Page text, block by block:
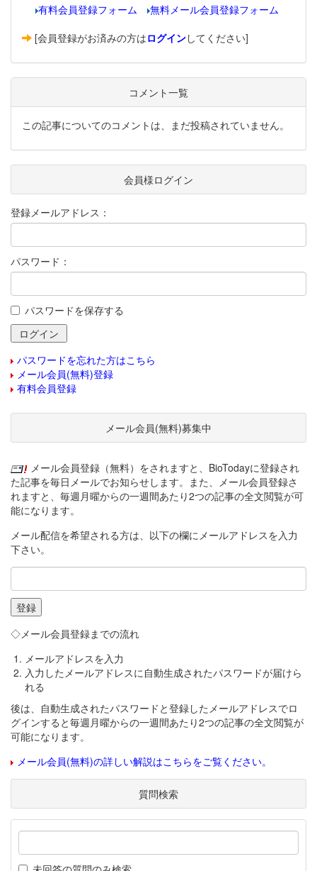
有料会員登録フォーム
無料メール会員登録フォーム
[会員登録がお済みの方はログインしてください]
コメント一覧
この記事についてのコメントは、まだ投稿されていません。
会員様ログイン
登録メールアドレス：
パスワード：
パスワードを保存する
パスワードを忘れた方はこちら
メール会員(無料)登録
有料会員登録
メール会員(無料)募集中
メール会員登録（無料）をされますと、BioTodayに登録され
た記事を毎日メールでお知らせします。また、メール会員登録さ
れますと、毎週月曜からの一週間あたり2つの記事の全文閲覧が可
能になります。
メール配信を希望される方は、以下の欄にメールアドレスを入力
下さい。
◇メール会員登録までの流れ
メールアドレスを入力
入力したメールアドレスに自動生成されたパスワードが届けら
れる
後は、自動生成されたパスワードと登録したメールアドレスでロ
グインすると毎週月曜からの一週間あたり2つの記事の全文閲覧が
可能になります。
メール会員(無料)の詳しい解説はこちらをご覧ください。
質問検索